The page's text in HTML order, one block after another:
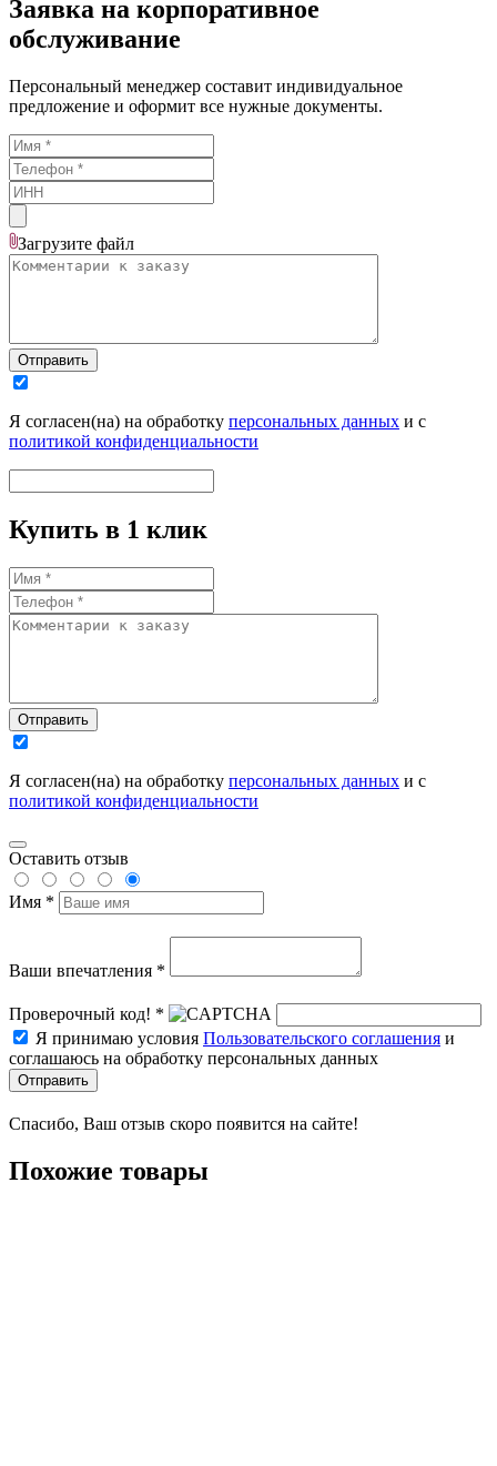
Заявка на корпоративное
обслуживание
Персональный менеджер составит индивидуальное
предложение и оформит все нужные документы.
Загрузите файл
Отправить
Я согласен(на) на обработку персональных данных и с
политикой конфиденциальности
Купить в 1 клик
Отправить
Я согласен(на) на обработку персональных данных и с
политикой конфиденциальности
Оставить отзыв
Имя *
Ваши впечатления *
Проверочный код! *
Я принимаю условия Пользовательского соглашения и
соглашаюсь на обработку персональных данных
Отправить
Спасибо, Ваш отзыв скоро появится на сайте!
Похожие товары